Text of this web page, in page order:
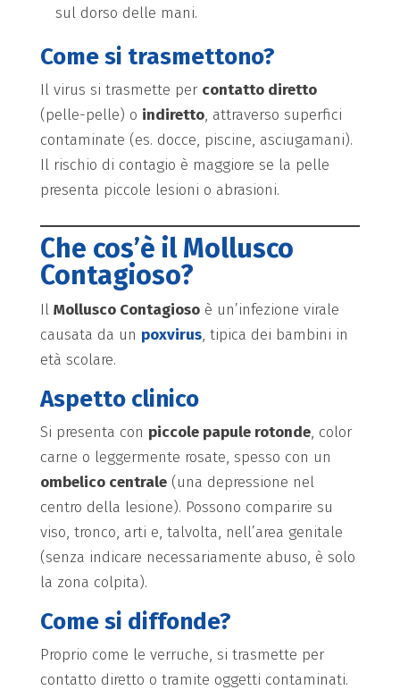
sul dorso delle mani.
Come si trasmettono?
Il virus si trasmette per contatto diretto
(pelle-pelle) o indiretto, attraverso superfici
contaminate (es. docce, piscine, asciugamani).
Il rischio di contagio è maggiore se la pelle
presenta piccole lesioni o abrasioni.
Che cos’è il Mollusco
Contagioso?
Il Mollusco Contagiosoè un’infezione virale
causata da un poxvirus, tipica dei bambini in
età scolare.
Aspetto clinico
Si presenta con piccole papule rotonde, color
carne o leggermente rosate, spesso con un
ombelico centrale(una depressione nel
centro della lesione). Possono comparire su
viso, tronco, arti e, talvolta, nell’area genitale
(senza indicare necessariamente abuso, è solo
la zona colpita).
Come si diffonde?
Proprio come le verruche, si trasmette per
contatto diretto o tramite oggetti contaminati.